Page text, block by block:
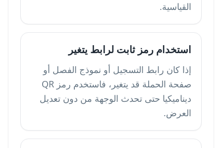
القياسية.
استخدام رمز ثابت لرابط يتغير
إذا كان رابط التسجيل أو نموذج الفصل أو
صفحة الحملة قد يتغير، فاستخدم رمز QR
ديناميكيا حتى تحدث الوجهة من دون تعديل
العرض.